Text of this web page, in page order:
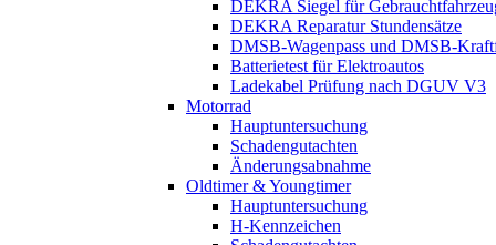
DEKRA Siegel für
DEKRA Reparatur Stundensätze
DMSB-Wagenpass und DMSB-
Batterietest für Elektroautos
Ladekabel Prüfung nach DGUV V3
Motorrad
Hauptuntersuchung
Schadengutachten
Änderungsabnahme
Oldtimer & Youngtimer
Hauptuntersuchung
H-Kennzeichen